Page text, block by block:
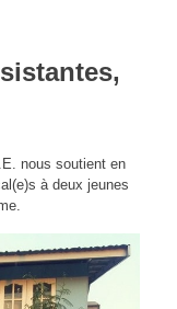
nous soutient en
à deux jeunes